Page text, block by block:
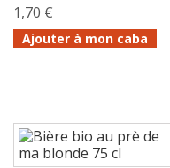
1,70 €
Ajouter à mon caba